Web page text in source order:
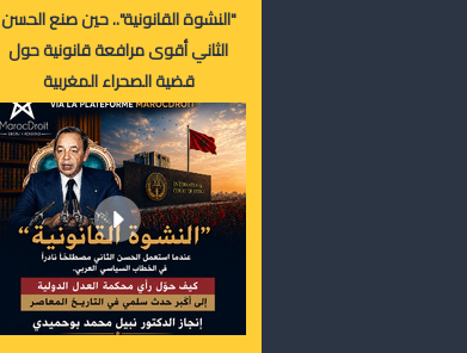
"النشوة القانونية".. حين صنع الحسن
الثاني أقوى مرافعة قانونية حول
قضية الصحراء المغربية